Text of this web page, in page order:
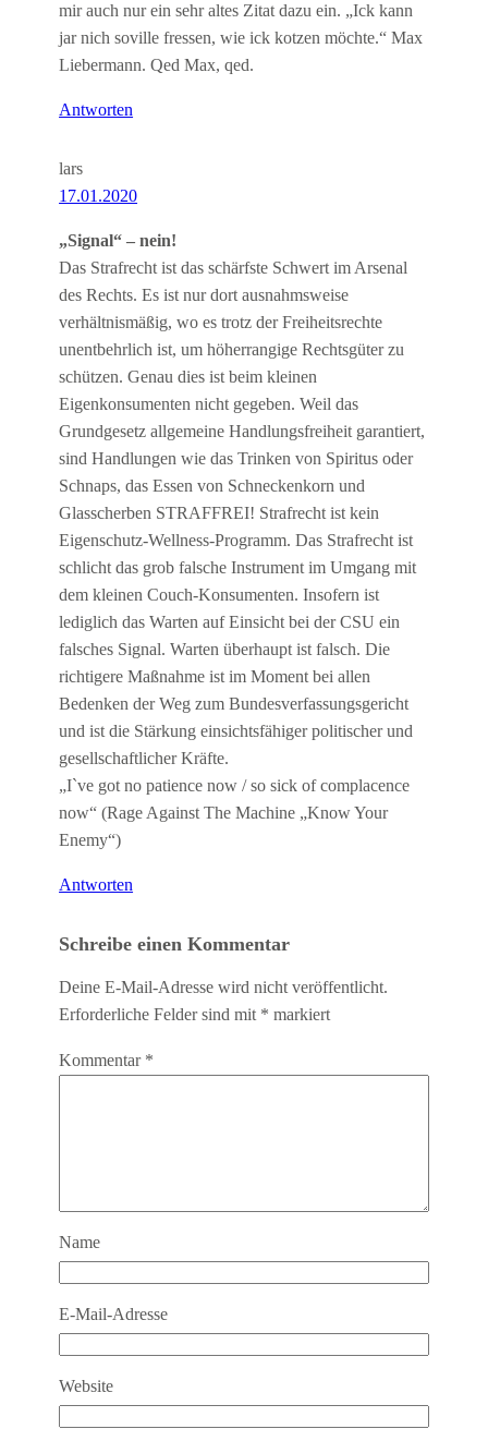
mir auch nur ein sehr altes Zitat dazu ein. „Ick kann
jar nich soville fressen, wie ick kotzen möchte.“ Max
Liebermann. Qed Max, qed.
Antworten
lars
17.01.2020
„Signal“ – nein!
Das Strafrecht ist das schärfste Schwert im Arsenal
des Rechts. Es ist nur dort ausnahmsweise
verhältnismäßig, wo es trotz der Freiheitsrechte
unentbehrlich ist, um höherrangige Rechtsgüter zu
schützen. Genau dies ist beim kleinen
Eigenkonsumenten nicht gegeben. Weil das
Grundgesetz allgemeine Handlungsfreiheit garantiert,
sind Handlungen wie das Trinken von Spiritus oder
Schnaps, das Essen von Schneckenkorn und
Glasscherben STRAFFREI! Strafrecht ist kein
Eigenschutz-Wellness-Programm. Das Strafrecht ist
schlicht das grob falsche Instrument im Umgang mit
dem kleinen Couch-Konsumenten. Insofern ist
lediglich das Warten auf Einsicht bei der CSU ein
falsches Signal. Warten überhaupt ist falsch. Die
richtigere Maßnahme ist im Moment bei allen
Bedenken der Weg zum Bundesverfassungsgericht
und ist die Stärkung einsichtsfähiger politischer und
gesellschaftlicher Kräfte.
„I`ve got no patience now / so sick of complacence
now“ (Rage Against The Machine „Know Your
Enemy“)
Antworten
Schreibe einen Kommentar
Deine E-Mail-Adresse wird nicht veröffentlicht.
Erforderliche Felder sind mit * markiert
Kommentar *
Name
E-Mail-Adresse
Website